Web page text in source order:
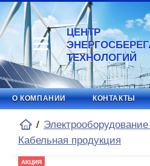
ЦЕНТР
ТЕХНОЛОГИЙ
О КОМПАНИИ КОНТАКТЫ
Кабельная продукция
АКЦИЯ